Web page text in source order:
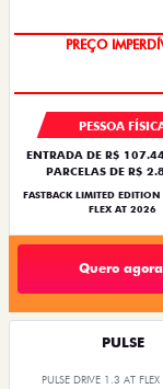
COM USADO NA
PESSOA
ENTRADA DE R$
PARCELAS DE R$
FASTBACK LIMITED
FLEX AT 2026
Quero
PULSE
PULSE DRIVE 1.3 AT